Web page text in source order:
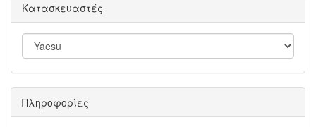
Κατασκευαστές
Πληροφορίες